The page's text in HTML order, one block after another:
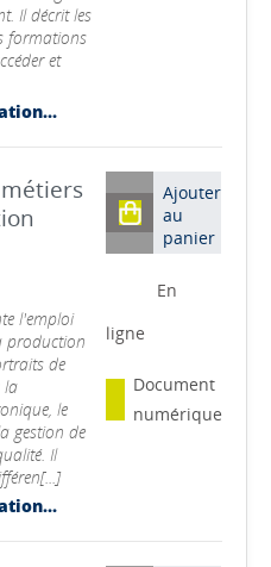
Il décrit les
formations
et
l'emploi
production
de
la
le
gestion de
Il
Ajouter
au
panier
En
ligne
Document
numérique